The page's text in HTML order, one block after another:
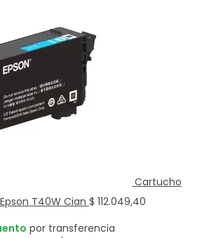
Cartucho
T40W Cian $ 112.049,40
por transferencia